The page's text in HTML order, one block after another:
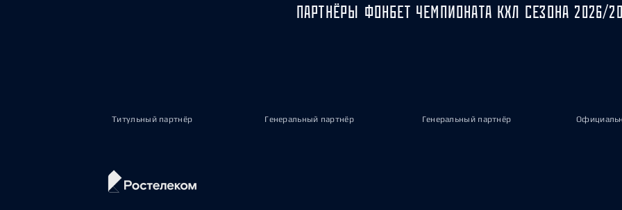
ПАРТНЁРЫ ФОНБЕТ ЧЕМПИОНАТА КХЛ СЕЗОНА 2026/
Титульный партнёр Генеральный партнёр Генеральный партнёр